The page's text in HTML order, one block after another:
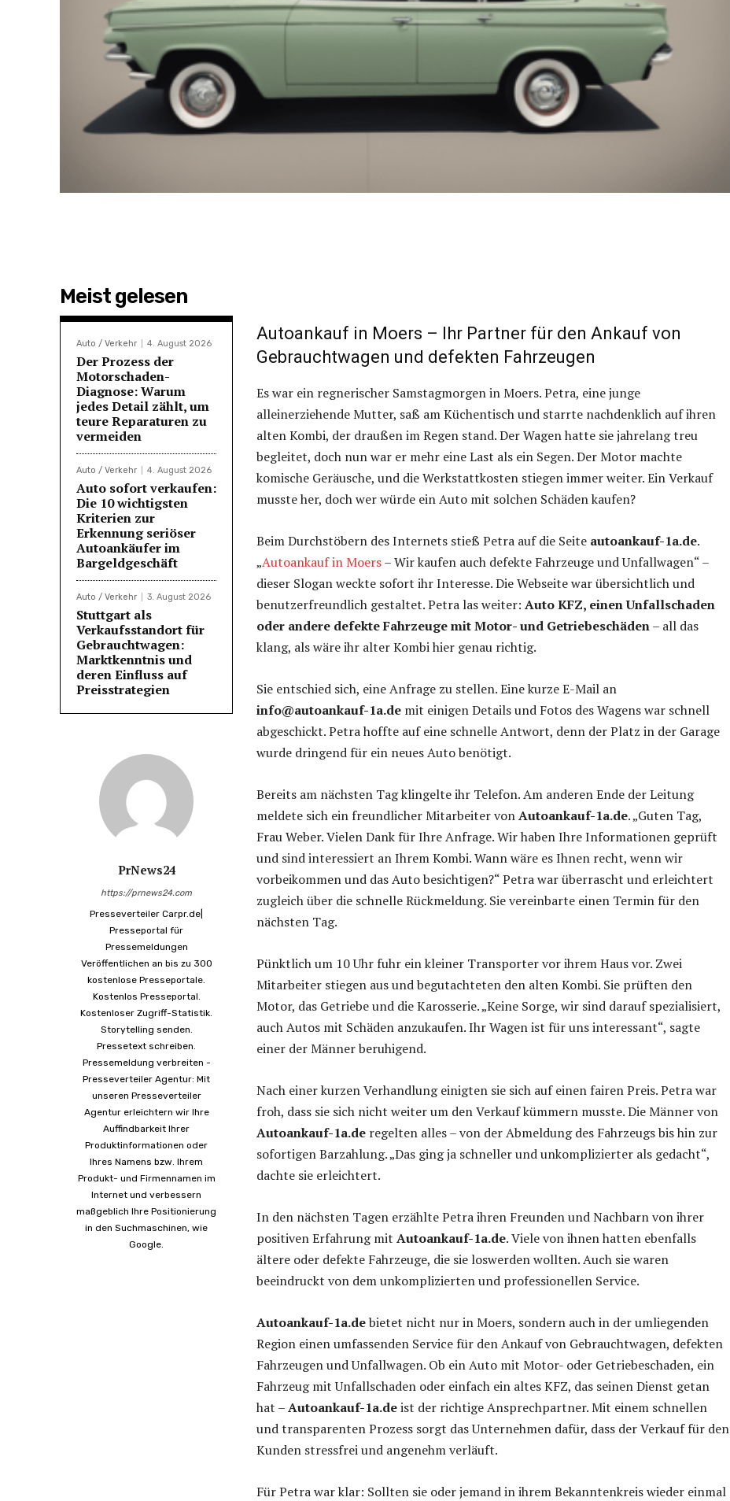
Meist gelesen
Auto / Verkehr 4. August 2026
Der Prozess der
Motorschaden-
Diagnose: Warum
jedes Detail zählt, um
teure Reparaturen zu
vermeiden
Auto / Verkehr 4. August 2026
Auto sofort verkaufen:
Die 10 wichtigsten
Kriterien zur
Erkennung seriöser
Autoankäufer im
Bargeldgeschäft
Auto / Verkehr 3. August 2026
Stuttgart als
Verkaufsstandort für
Gebrauchtwagen:
Marktkenntnis und
deren Einfluss auf
Preisstrategien
PrNews24
https://prnews24.com
Presseverteiler Carpr.de|
Presseportal für
Pressemeldungen
Veröffentlichen an bis zu 300
kostenlose Presseportale.
Kostenlos Presseportal.
Kostenloser Zugriff-Statistik.
Storytelling senden.
Pressetext schreiben.
Pressemeldung verbreiten -
Presseverteiler Agentur: Mit
unseren Presseverteiler
Agentur erleichtern wir Ihre
Auffindbarkeit Ihrer
Produktinformationen oder
Ihres Namens bzw. Ihrem
Produkt- und Firmennamen im
Internet und verbessern
maßgeblich Ihre Positionierung
in den Suchmaschinen, wie
Google.
Autoankauf in Moers – Ihr Partner für den Ankauf von
Gebrauchtwagen und defekten Fahrzeugen
Es war ein regnerischer Samstagmorgen in Moers. Petra, eine junge
alleinerziehende Mutter, saß am Küchentisch und starrte nachdenklich auf ihren
alten Kombi, der draußen im Regen stand. Der Wagen hatte sie jahrelang treu
begleitet, doch nun war er mehr eine Last als ein Segen. Der Motor machte
komische Geräusche, und die Werkstattkosten stiegen immer weiter. Ein Verkauf
musste her, doch wer würde ein Auto mit solchen Schäden kaufen?
Beim Durchstöbern des Internets stieß Petra auf die Seite autoankauf-1a.de.
„Autoankauf in Moers– Wir kaufen auch defekte Fahrzeuge und Unfallwagen“ –
dieser Slogan weckte sofort ihr Interesse. Die Webseite war übersichtlich und
benutzerfreundlich gestaltet. Petra las weiter: Auto KFZ, einen Unfallschaden
oder andere defekte Fahrzeuge mit Motor- und Getriebeschäden– all das
klang, als wäre ihr alter Kombi hier genau richtig.
Sie entschied sich, eine Anfrage zu stellen. Eine kurze E-Mail an
info@autoankauf-1a.de mit einigen Details und Fotos des Wagens war schnell
abgeschickt. Petra hoffte auf eine schnelle Antwort, denn der Platz in der Garage
wurde dringend für ein neues Auto benötigt.
Bereits am nächsten Tag klingelte ihr Telefon. Am anderen Ende der Leitung
meldete sich ein freundlicher Mitarbeiter vonAutoankauf-1a.de. „Guten Tag,
Frau Weber. Vielen Dank für Ihre Anfrage. Wir haben Ihre Informationen geprüft
und sind interessiert an Ihrem Kombi. Wann wäre es Ihnen recht, wenn wir
vorbeikommen und das Auto besichtigen?“ Petra war überrascht und erleichtert
zugleich über die schnelle Rückmeldung. Sie vereinbarte einen Termin für den
nächsten Tag.
Pünktlich um 10 Uhr fuhr ein kleiner Transporter vor ihrem Haus vor. Zwei
Mitarbeiter stiegen aus und begutachteten den alten Kombi. Sie prüften den
Motor, das Getriebe und die Karosserie. „Keine Sorge, wir sind darauf spezialisiert,
auch Autos mit Schäden anzukaufen. Ihr Wagen ist für uns interessant“, sagte
einer der Männer beruhigend.
Nach einer kurzen Verhandlung einigten sie sich auf einen fairen Preis. Petra war
froh, dass sie sich nicht weiter um den Verkauf kümmern musste. Die Männer von
Autoankauf-1a.de regelten alles – von der Abmeldung des Fahrzeugs bis hin zur
sofortigen Barzahlung. „Das ging ja schneller und unkomplizierter als gedacht“,
dachte sie erleichtert.
In den nächsten Tagen erzählte Petra ihren Freunden und Nachbarn von ihrer
positiven Erfahrung mit Autoankauf-1a.de. Viele von ihnen hatten ebenfalls
ältere oder defekte Fahrzeuge, die sie loswerden wollten. Auch sie waren
beeindruckt von dem unkomplizierten und professionellen Service.
Autoankauf-1a.debietet nicht nur in Moers, sondern auch in der umliegenden
Region einen umfassenden Service für den Ankauf von Gebrauchtwagen, defekten
Fahrzeugen und Unfallwagen. Ob ein Auto mit Motor- oder Getriebeschaden, ein
Fahrzeug mit Unfallschaden oder einfach ein altes KFZ, das seinen Dienst getan
hat –Autoankauf-1a.deist der richtige Ansprechpartner. Mit einem schnellen
und transparenten Prozess sorgt das Unternehmen dafür, dass der Verkauf für den
Kunden stressfrei und angenehm verläuft.
Für Petra war klar: Sollten sie oder jemand in ihrem Bekanntenkreis wieder einmal